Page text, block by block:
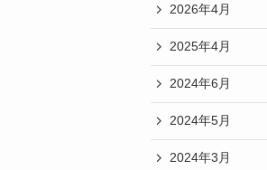
2026年4月
2025年4月
2024年6月
2024年5月
2024年3月